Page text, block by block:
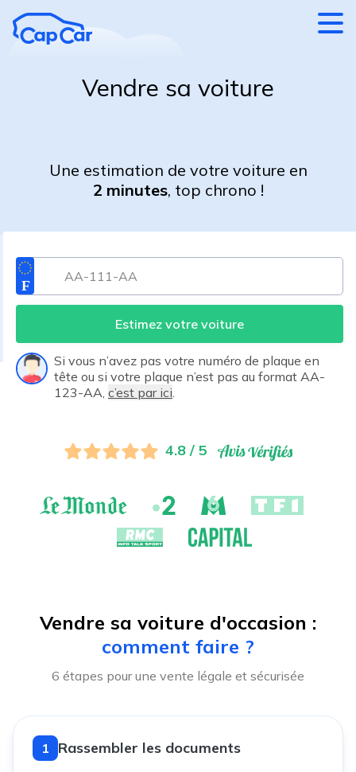
Vendre sa voiture
Une estimation de votre voiture en
2 minutes, top chrono !
Estimez votre voiture
Si vous n’avez pas votre numéro de plaque en
tête ou si votre plaque n’est pas au format AA-
123-AA, c’est par ici
4.8 / 5
Vendre sa voiture d'occasion :
comment faire ?
6 étapes pour une vente légale et sécurisée
1 Rassembler les documents